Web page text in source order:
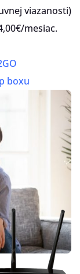
viazanosti)
mesiac.
boxu